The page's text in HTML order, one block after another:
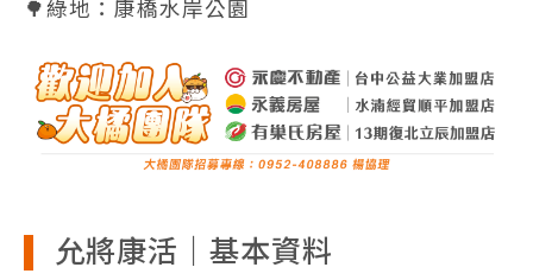
🌳綠地：康橋水岸公園
允將康活｜基本資料